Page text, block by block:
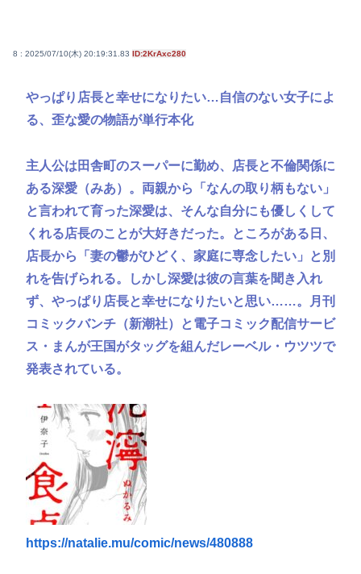
8 : 2025/07/10(木) 20:19:31.83 ID:2KrAxc280
やっぱり店長と幸せになりたい…自信のない女子によ
る、歪な愛の物語が単行本化
主人公は田舎町のスーパーに勤め、店長と不倫関係に
ある深愛（みあ）。両親から「なんの取り柄もない」
と言われて育った深愛は、そんな自分にも優しくして
くれる店長のことが大好きだった。ところがある日、
店長から「妻の鬱がひどく、家庭に専念したい」と別
れを告げられる。しかし深愛は彼の言葉を聞き入れ
ず、やっぱり店長と幸せになりたいと思い……。月刊
コミックバンチ（新潮社）と電子コミック配信サービ
ス・まんが王国がタッグを組んだレーベル・ウツツで
発表されている。
https://natalie.mu/comic/news/480888